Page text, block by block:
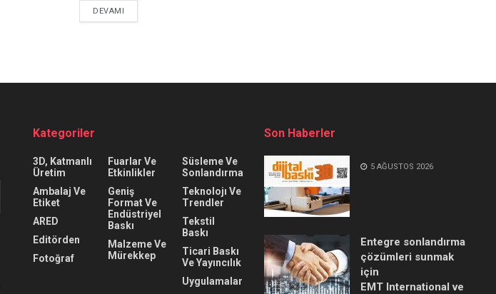
DEVAMI
Kategoriler
3D, Katmanlı
Üretim
Ambalaj Ve
Etiket
ARED
Editörden
Fotoğraf
Fuarlar Ve
Etkinlikler
Geniş
Format Ve
Endüstriyel
Baskı
Malzeme Ve
Mürekkep
Süsleme Ve
Sonlandırma
Teknolojı Ve
Trendler
Tekstil
Baskı
Ticari Baskı
Ve Yayıncılık
Uygulamalar
Son Haberler
5 AĞUSTOS 2026
Entegre sonlandırma
çözümleri sunmak
için
EMT International ve